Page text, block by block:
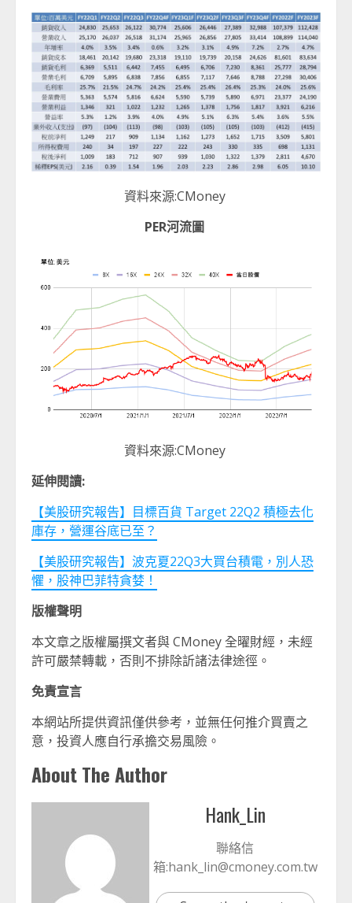
資料來源:CMoney
PER河流圖
資料來源:CMoney
延伸閱讀:
【美股研究報告】目標百貨 Target 22Q2 積極去化
庫存，營運谷底已至？
【美股研究報告】波克夏22Q3大買台積電，別人恐
懼，股神巴菲特貪婪！
版權聲明
本文章之版權屬撰文者與 CMoney 全曜財經，未經
許可嚴禁轉載，否則不排除訢諸法律途徑。
免責宣言
本網站所提供資訊僅供參考，並無任何推介買賣之
意，投資人應自行承擔交易風險。
About The Author
Hank_Lin
聯絡信
箱:hank_lin@cmoney.com.tw